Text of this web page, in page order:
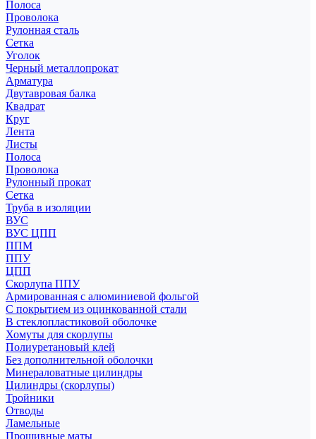
Полоса
Проволока
Рулонная сталь
Сетка
Уголок
Черный металлопрокат
Арматура
Двутавровая балка
Квадрат
Круг
Лента
Листы
Полоса
Проволока
Рулонный прокат
Сетка
Труба в изоляции
ВУС
ВУС ЦПП
ППМ
ППУ
ЦПП
Скорлупа ППУ
Армированная с алюминиевой фольгой
С покрытием из оцинкованной стали
В стеклопластиковой оболочке
Хомуты для скорлупы
Полиуретановый клей
Без дополнительной оболочки
Минераловатные цилиндры
Цилиндры (скорлупы)
Тройники
Отводы
Ламельные
Прошивные маты